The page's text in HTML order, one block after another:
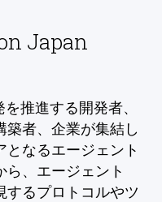
Japan
推進する開発者、
者、企業が集結し
となるエージェント
、エージェント
するプロトコルやツ